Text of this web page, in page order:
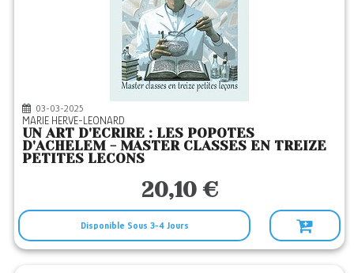
03-03-2025
MARIE HERVE-LEONARD
UN ART D'ECRIRE : LES POPOTES
D'ACHELEM - MASTER CLASSES EN TREIZE
PETITES LECONS
20,10 €
Disponible Sous 3-4 Jours